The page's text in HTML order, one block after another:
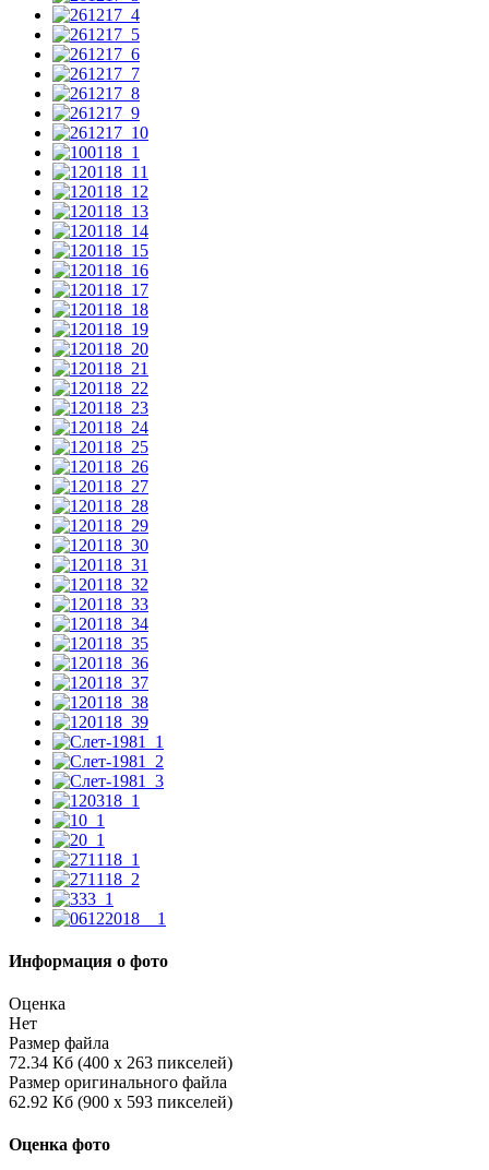
Информация о фото
Оценка
Нет
Размер файла
72.34 Кб (400 x 263 пикселей)
Размер оригинального файла
62.92 Кб (900 x 593 пикселей)
Оценка фото